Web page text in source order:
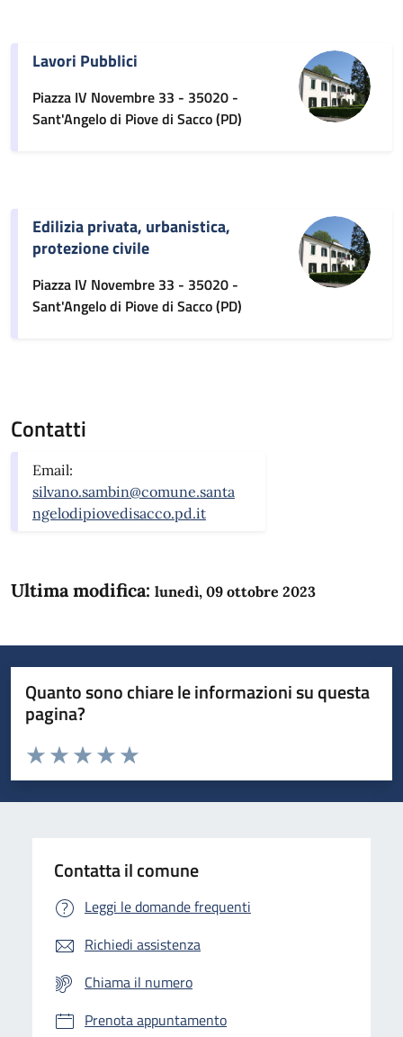
Lavori Pubblici
Piazza IV Novembre 33 - 35020 -
Sant'Angelo di Piove di Sacco (PD)
Edilizia privata, urbanistica,
protezione civile
Piazza IV Novembre 33 - 35020 -
Sant'Angelo di Piove di Sacco (PD)
Contatti
Email:
silvano.sambin@comune.santa
ngelodipiovedisacco.pd.it
Ultima modifica: lunedì, 09 ottobre 2023
Quanto sono chiare le informazioni su questa
pagina?
Domanda
Valuta da 1 a 5 stelle la pagina
Valuta 5 stelle su 5
Valuta 4 stelle su 5
Valuta 3 stelle su 5
Valuta 2 stelle su 5
Valuta 1 stelle su 5
Contatta il comune
Leggi le domande frequenti
Richiedi assistenza
Chiama il numero
Prenota appuntamento